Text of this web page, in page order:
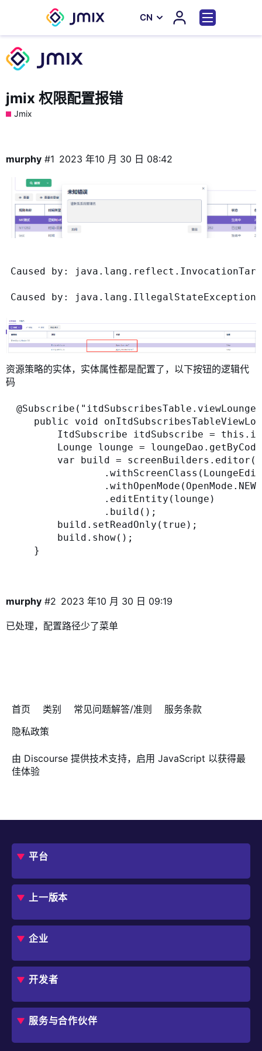
СN
jmix 权限配置报错
Jmix
murphy 2023 年10 月 30 日 08:42
#1
Caused by:
资源策略的实体，实体属性都是配置了，以下按钮的逻辑代
码
public void
ItdSubscribe itdSubscribe =
Lounge lounge =
var build =
                .editEntity(lounge)
                .build();
        build.setReadOnly(true);
        build.show();
murphy 2023 年10 月 30 日 09:19
#2
已处理，配置路径少了菜单
首页 类别 常见问题解答/准则
服务条款
隐私政策
由 Discourse 提供技术支持，启用 JavaScript 以获得最
佳体验
平台
概述
框架
Studio
扩展组件市场
DevOps 云
业务流程自动化
价格
评估指南
Jmix 适合我的项目吗？
上一版本
CUBA 平台
企业
角色
IT 负责人
独立软件开发商
企业架构师
用例
应用程序现代化
避免 SaaS/低代码 供应商费用和限制
内部工作流自动化
开发者
概述
选择 Jmix
开始使用
服务与合作伙伴
培训